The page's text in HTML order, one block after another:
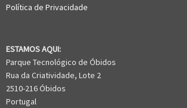
Política de Privacidade
ESTAMOS AQUI:
Parque Tecnológico de Óbidos
Rua da Criatividade, Lote 2
2510-216 Óbidos
Portugal